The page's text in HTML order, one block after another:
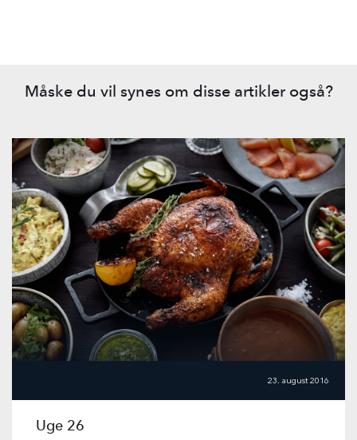
Måske du vil synes om disse artikler også?
23. august 2016
Uge 26